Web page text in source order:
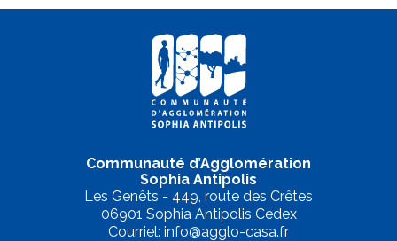
Communauté d’Agglomération
Sophia Antipolis
Les Genêts - 449, route des Crêtes
06901 Sophia Antipolis Cedex
Courriel: info@agglo-casa.fr